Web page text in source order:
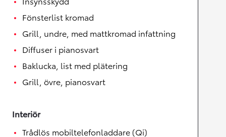
Fönsterlist kromad
Grill, undre, med mattkromad infattning
Diffuser i pianosvart
Baklucka, list med plätering
Grill, övre, pianosvart
Interiör
Trådlös mobiltelefonladdare (Qi)